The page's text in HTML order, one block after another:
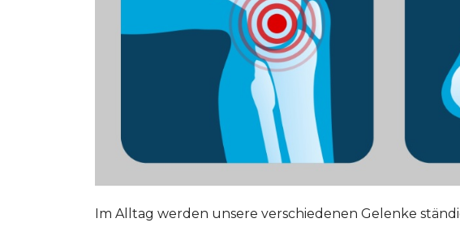
Im Alltag werden unsere verschiedenen Gelenke